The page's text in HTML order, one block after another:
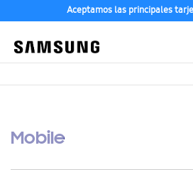
Aceptamos las principales
Mobile